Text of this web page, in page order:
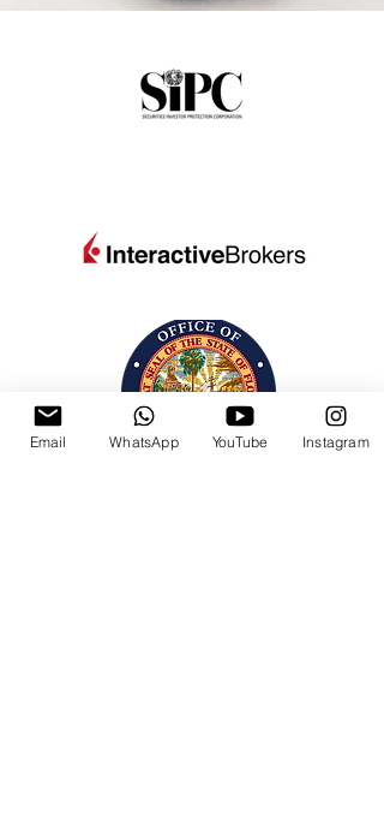
Email WhatsApp YouTube Instagram